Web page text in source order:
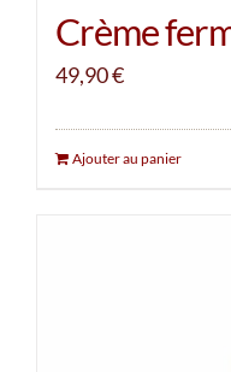
Crème
49,90€
Ajouter au panier